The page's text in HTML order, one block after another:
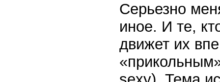
Серьезно
иное. И те,
движет их